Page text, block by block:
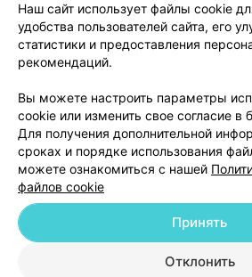
Вакансии
Написать
Обработка персональных
© 2026 ООО «Артокс Лаб», УНП 191700409
|
Наш сайт использует файлы cookie
удобства пользователей сайта, его
статистики и предоставления
рекомендаций.
Вы можете настроить параметры
cookie или изменить свое согласие в
Для получения дополнительной
сроках и порядке использования
можете ознакомиться с нашей
файлов cookie
Отклонить
Принять